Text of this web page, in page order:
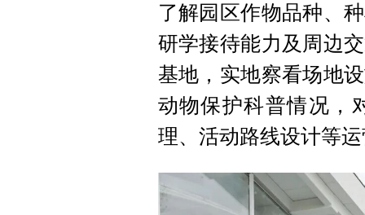
了解园区作物品种、
研学接待能力及周边
基地，实地察看场地
动物保护科普情况，
理、活动路线设计等